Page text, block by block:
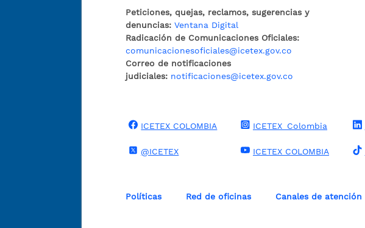
Peticiones, quejas, reclamos, sugerencias y
denuncias: Ventana Digital
Radicación de Comunicaciones Oficiales:
comunicacionesoficiales@icetex.gov.co
Correo de notificaciones
judiciales: notificaciones@icetex.gov.co
ICETEX COLOMBIA
@ICETEX
ICETEX_Colombia
ICETEX COLOMBIA
Políticas Red de oficinas Canales de atención